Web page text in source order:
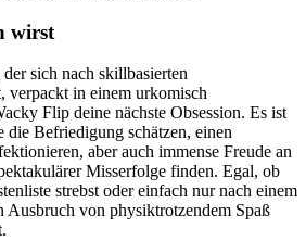
wirst
sich nach skillbasierten
verpackt in einem urkomisch
Flip deine nächste Obsession. Es ist
Befriedigung schätzen, einen
aber auch immense Freude an
Misserfolge finden. Egal, ob
strebst oder einfach nur nach einem
Ausbruch von physiktrotzendem Spaß